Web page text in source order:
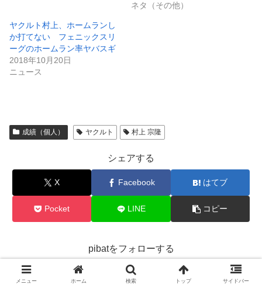
ネタ（その他）
ヤクルト村上、ホームランし
か打てない フェニックスリ
ーグのホームラン率ヤバスギ
2018年10月20日
ニュース
成績（個人） ヤクルト 村上 宗隆
シェアする
X Facebook はてブ
Pocket LINE コピー
pibatをフォローする
メニュー ホーム 検索 トップ サイドバー